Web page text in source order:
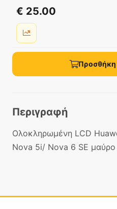
€ 25.00
Προσθήκη
Περιγραφή
Ολοκληρωμένη LCD
Nova 5i/ Nova 6 SE